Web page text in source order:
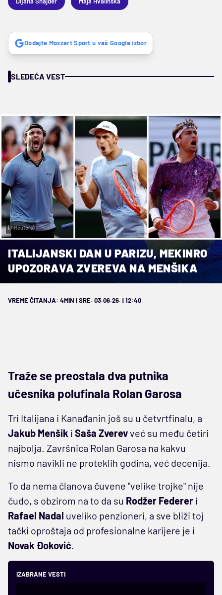
Dodajte Mozzart Sport u vaš Google izbor
SLEDEĆA VEST
(@Reuters)
ITALIJANSKI DAN U PARIZU, MEKINRO
UPOZORAVA ZVEREVA NA MENŠIKA
VREME ČITANJA: 4MIN | SRE. 03.06.26. | 12:40
Traže se preostala dva putnika
učesnika polufinala Rolan Garosa
Tri Italijana i Kanađanin još su u četvrtfinalu, a
Jakub Menšik i Saša Zverevveć su među četiri
najbolja. Završnica Rolan Garosa na kakvu
nismo navikli ne proteklih godina, već decenija.
To da nema članova čuvene "velike trojke" nije
čudo, s obzirom na to da su Rodžer Federer i
Rafael Nadal uveliko penzioneri, a sve bliži toj
tački oproštaja od profesionalne karijere je i
Novak Đoković.
IZABRANE VESTI